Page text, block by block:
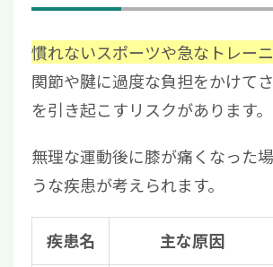
慣れないスポーツや急なトレー
関節や腱に過度な負担をかけて
を引き起こすリスクがあります。
無理な運動後に膝が痛くなった
うな疾患が考えられます。
疾患名 主な原因